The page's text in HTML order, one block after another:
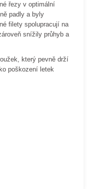
řezy v optimální
padly a byly
filety spolupracují na
snížily průhyb a
který pevně drží
poškození letek